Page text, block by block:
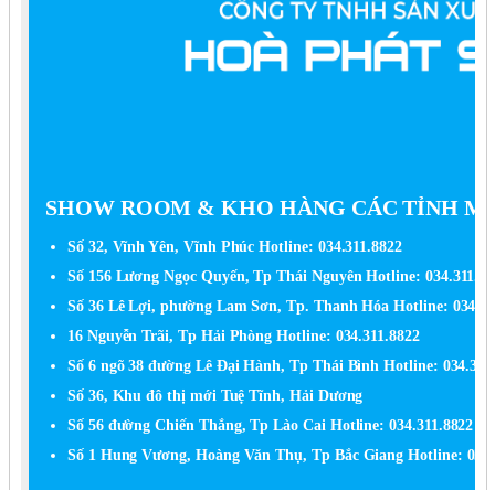
SHOW ROOM & KHO HÀNG CÁC TỈNH
Số 32, Vĩnh Yên, Vĩnh Phúc Hotline: 034.311.8822
Số 156 Lương Ngọc Quyến, Tp Thái Nguyên Hotline:
Số 36 Lê Lợi, phường Lam Sơn, Tp. Thanh Hóa Hotline:
16 Nguyễn Trãi, Tp Hải Phòng Hotline: 034.311.8822
Số 6 ngõ 38 đường Lê Đại Hành, Tp Thái Bình Hotline:
Số 36, Khu đô thị mới Tuệ Tĩnh, Hải Dương
Số 56 đường Chiến Thắng, Tp Lào Cai Hotline: 034.311.8822
Số 1 Hung Vương, Hoàng Văn Thụ, Tp Bắc Giang Hotline: